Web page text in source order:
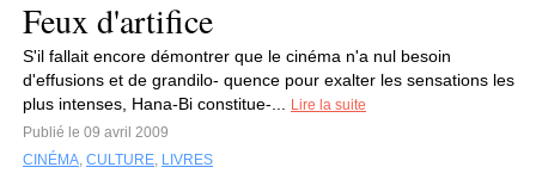
Feux d'artifice
S'il fallait encore démontrer que le cinéma n'a nul besoin
d'effusions et de grandilo- quence pour exalter les sensations les
plus intenses, Hana-Bi constitue-...
Lire la suite
Publié le 09 avril 2009
CINÉMA, CULTURE, LIVRES